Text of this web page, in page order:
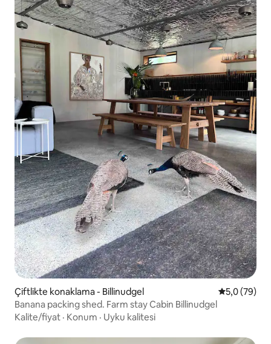
Çiftlikte konaklama - Billinudgel 5 üzerinden
5,0 (79)
Banana packing shed. Farm stay Cabin Billinudgel
Kalite/fiyat · Konum · Uyku kalitesi